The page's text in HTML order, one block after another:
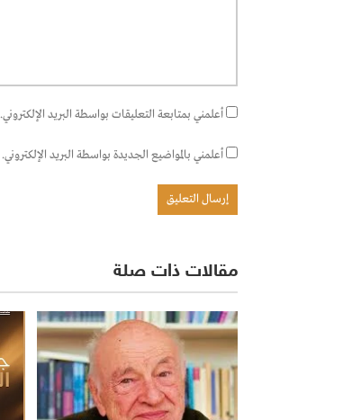
أعلمني بمتابعة التعليقات بواسطة البريد الإلكتروني.
أعلمني بالمواضيع الجديدة بواسطة البريد الإلكتروني.
مقالات ذات صلة